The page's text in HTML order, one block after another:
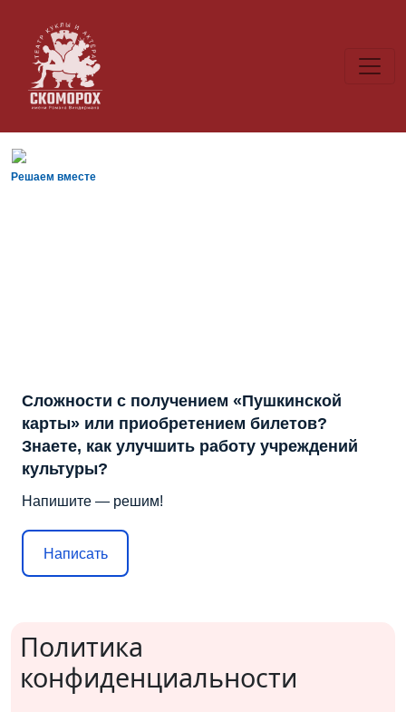
Решаем вместе
Сложности с получением «Пушкинской
карты» или приобретением билетов?
Знаете, как улучшить работу учреждений
культуры?
Напишите — решим!
Написать
Политика
конфиденциальности